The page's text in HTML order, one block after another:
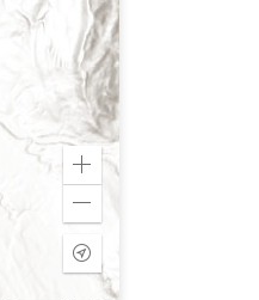
Zoom
out
Start
tracking